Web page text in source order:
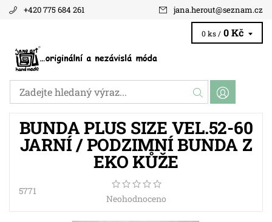
+420 775 684 261 jana.herout@seznam.cz
0 ks / 0 Kč
BUNDA PLUS SIZE VEL.52-60
JARNÍ / PODZIMNÍ BUNDA Z
EKO KŮŽE
5771
Neohodnoceno